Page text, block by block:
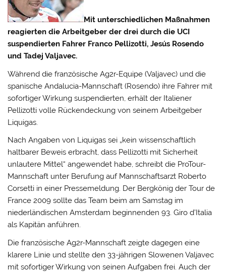
Mit unterschiedlichen Maßnahmen
reagierten die Arbeitgeber der drei durch die UCI
suspendierten Fahrer Franco Pellizotti, Jesús Rosendo
und Tadej Valjavec.
Während die französische Ag2r-Equipe (Valjavec) und die
spanische Andalucia-Mannschaft (Rosendo) ihre Fahrer mit
sofortiger Wirkung suspendierten, erhält der Italiener
Pellizotti volle Rückendeckung von seinem Arbeitgeber
Liquigas.
Nach Angaben von Liquigas sei „kein wissenschaftlich
haltbarer Beweis erbracht, dass Pellizotti mit Sicherheit
unlautere Mittel“ angewendet habe, schreibt die ProTour-
Mannschaft unter Berufung auf Mannschaftsarzt Roberto
Corsetti in einer Pressemeldung. Der Bergkönig der Tour de
France 2009 sollte das Team beim am Samstag im
niederländischen Amsterdam beginnenden 93. Giro d’Italia
als Kapitän anführen.
Die französische Ag2r-Mannschaft zeigte dagegen eine
klarere Linie und stellte den 33-jährigen Slowenen Valjavec
mit sofortiger Wirkung von seinen Aufgaben frei. Auch der